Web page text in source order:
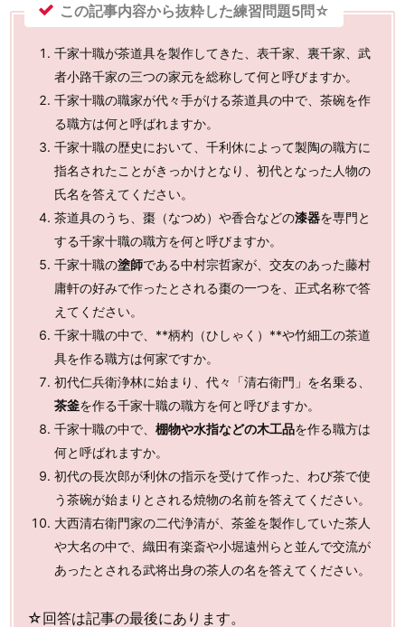
この記事内容から抜粋した練習問題5問☆
千家十職が茶道具を製作してきた、表千家、裏千家、武
者小路千家の三つの家元を総称して何と呼びますか。
千家十職の職家が代々手がける茶道具の中で、茶碗を作
る職方は何と呼ばれますか。
千家十職の歴史において、千利休によって製陶の職方に
指名されたことがきっかけとなり、初代となった人物の
氏名を答えてください。
茶道具のうち、棗（なつめ）や香合などの漆器を専門と
する千家十職の職方を何と呼びますか。
千家十職の塗師である中村宗哲家が、交友のあった藤村
庸軒の好みで作ったとされる棗の一つを、正式名称で答
えてください。
千家十職の中で、**柄杓（ひしゃく）**や竹細工の茶道
具を作る職方は何家ですか。
初代仁兵衛浄林に始まり、代々「清右衛門」を名乗る、
茶釜を作る千家十職の職方を何と呼びますか。
千家十職の中で、 棚物や水指などの木工品を作る職方は
何と呼ばれますか。
初代の長次郎が利休の指示を受けて作った、わび茶で使
う茶碗が始まりとされる焼物の名前を答えてください。
大西清右衛門家の二代浄清が、茶釜を製作していた茶人
や大名の中で、織田有楽斎や小堀遠州らと並んで交流が
あったとされる武将出身の茶人の名を答えてください。
☆回答は記事の最後にあります。